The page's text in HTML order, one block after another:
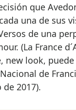
que
una de sus
de una
(La France
new look, puede
de
2017).